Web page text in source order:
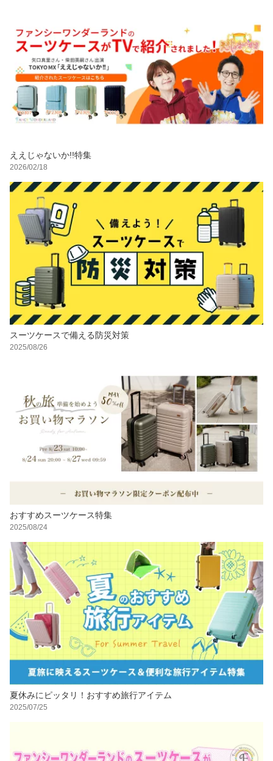
ええじゃないか!!特集
2026/02/18
スーツケースで備える防災対策
2025/08/26
おすすめスーツケース特集
2025/08/24
夏休みにピッタリ！おすすめ旅行アイテム
2025/07/25